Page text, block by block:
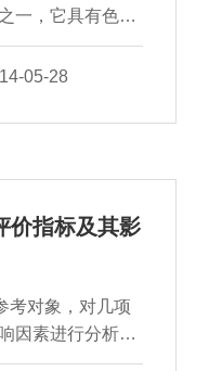
一，它具有色泽
特点。脂肪氧化
05-28
价指标及其影
考对象，对几项
因素进行分析概
的优劣与各项评